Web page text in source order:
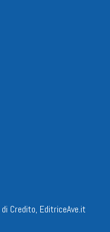
Credito, EditriceAve.it